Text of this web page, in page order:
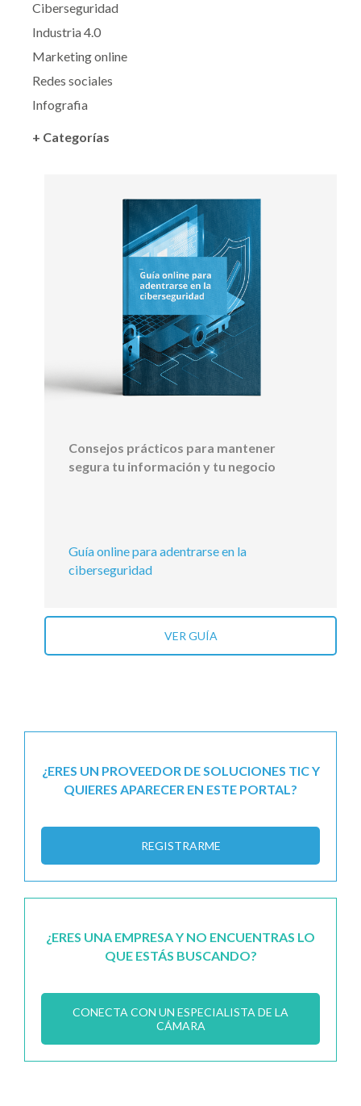
Ciberseguridad
Industria 4.0
Marketing online
Redes sociales
Infografia
+ Categorías
Consejos prácticos para mantener
segura tu información y tu negocio
Guía online para adentrarse en la
ciberseguridad
VER GUÍA
¿ERES UN PROVEEDOR DE SOLUCIONES TIC Y
QUIERES APARECER EN ESTE PORTAL?
REGISTRARME
¿ERES UNA EMPRESA Y NO ENCUENTRAS LO
QUE ESTÁS BUSCANDO?
CONECTA CON UN ESPECIALISTA DE LA
CÁMARA